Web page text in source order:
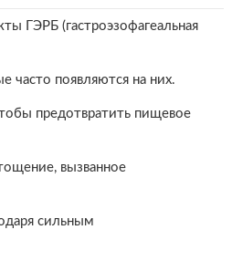
ГЭРБ (гастроэзофагеальная
часто появляются на них.
предотвратить пищевое
вызванное
сильным